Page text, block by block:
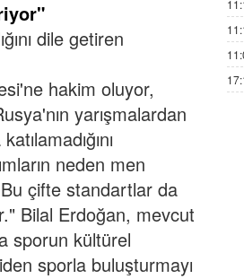
dile getiren
hakim oluyor,
yarışmalardan
neden men
çifte standartlar da
Bilal Erdoğan, mevcut
sporun kültürel
sporla buluşturmayı